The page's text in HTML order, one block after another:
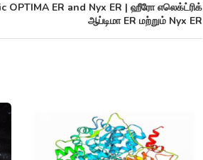
OPTIMA ER and Nyx ER | ஹீரோ எலெக்ட்ரிக்
ஆப்டிமா ER மற்றும் Nyx ER